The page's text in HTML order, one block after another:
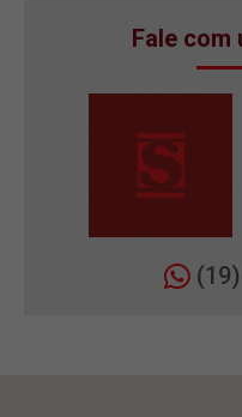
Fale com